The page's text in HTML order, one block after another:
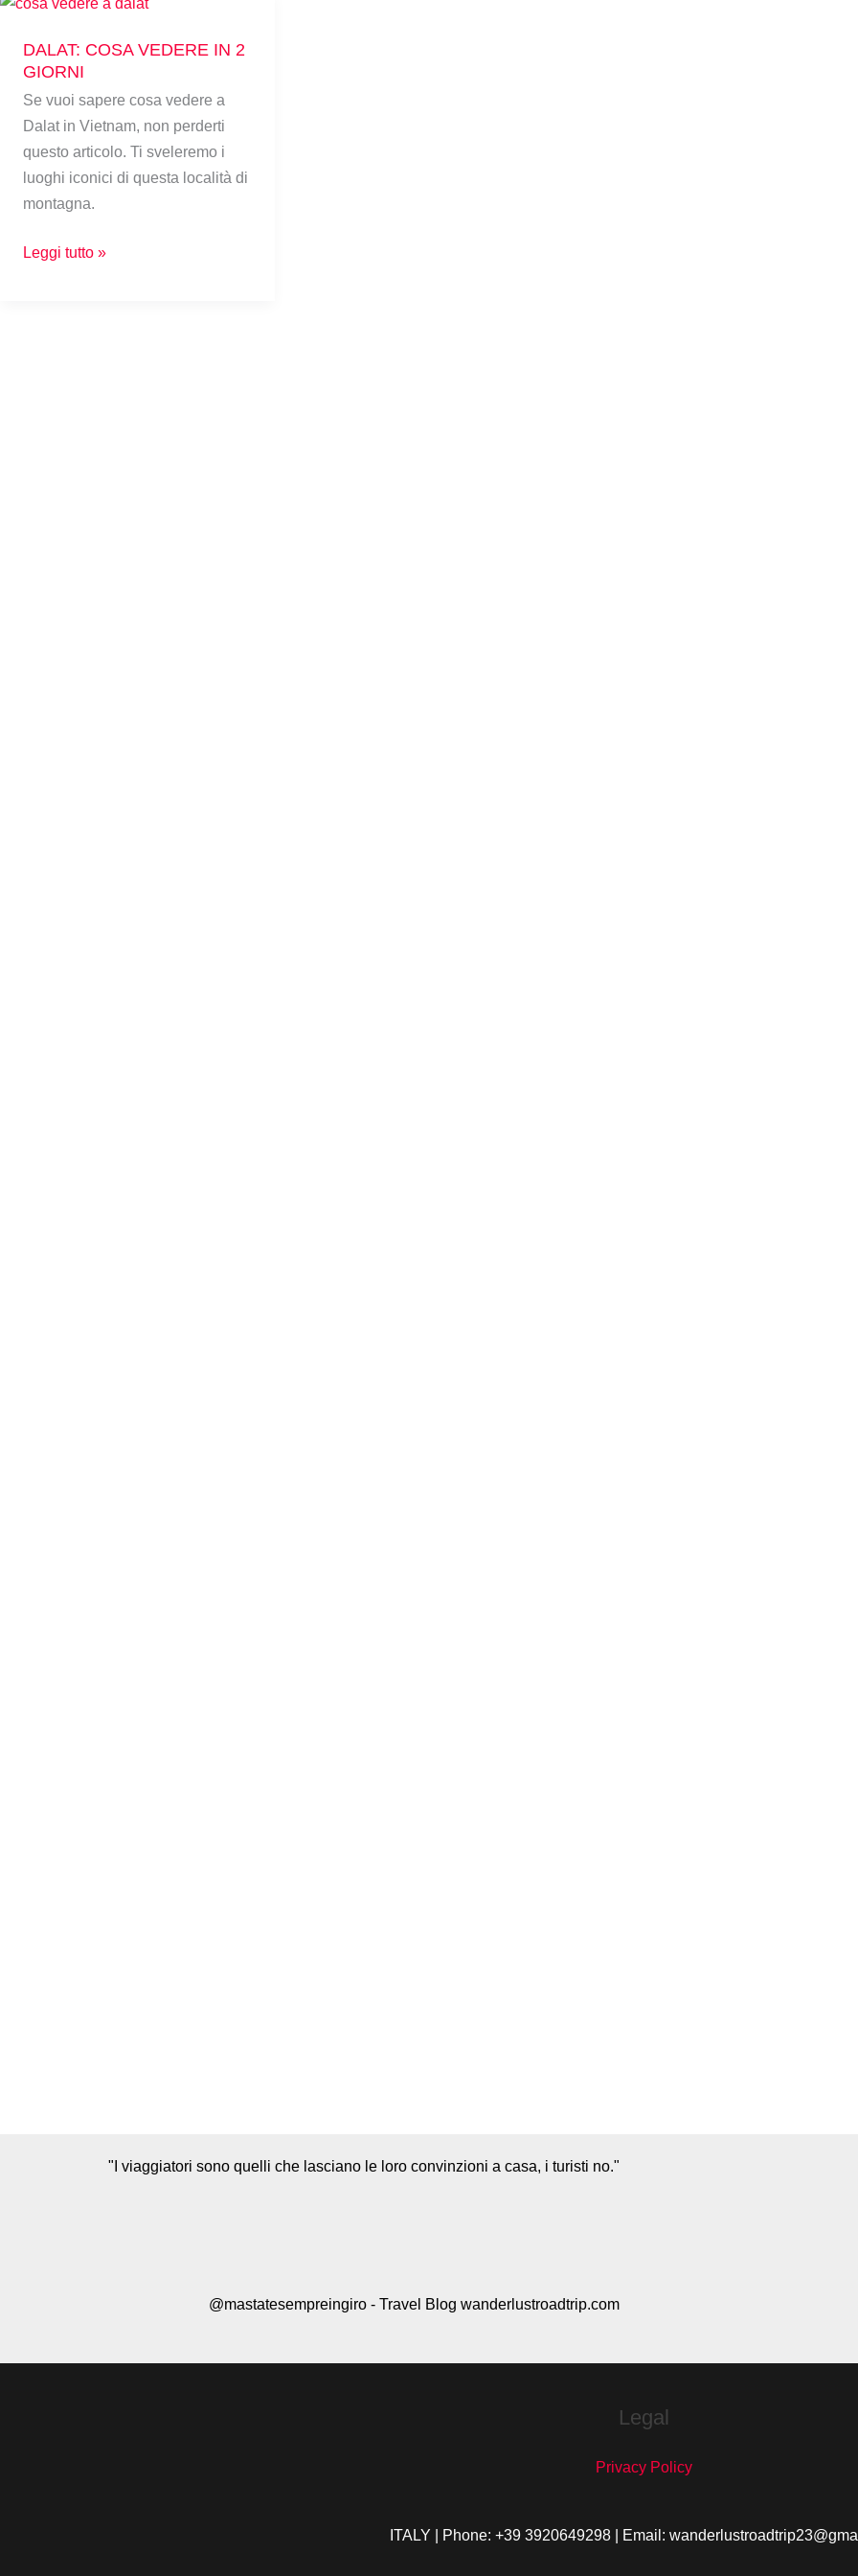
DALAT: COSA VEDERE IN 2
GIORNI
Se vuoi sapere cosa vedere a
Dalat in Vietnam, non perderti
questo articolo. Ti sveleremo i
luoghi iconici di questa località di
montagna.
COSA
VEDERE
IN
2
GIORNI
Leggi tutto »
"I viaggiatori sono quelli che lasciano le loro convinzioni a casa, i turisti no."
@mastatesempreingiro - Travel Blog wanderlustroadtrip.com
Legal
Privacy Policy
ITALY | Phone: +39 3920649298 | Email: